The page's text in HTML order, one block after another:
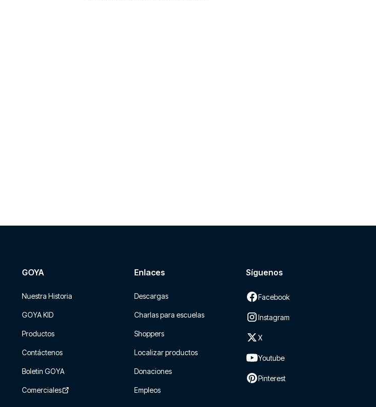
GOYA
Nuestra Historia
GOYA KID
Productos
Contáctenos
Boletin GOYA
Comerciales
Enlaces
Descargas
Charlas para escuelas
Shoppers
Localizar productos
Donaciones
Empleos
Síguenos
Facebook
Instagram
X
Youtube
Pinterest